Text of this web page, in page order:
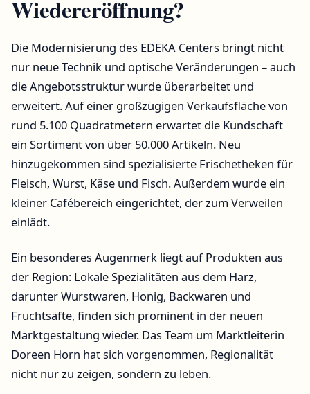
Wiedereröffnung?
Die Modernisierung des EDEKA Centers bringt nicht
nur neue Technik und optische Veränderungen – auch
die Angebotsstruktur wurde überarbeitet und
erweitert. Auf einer großzügigen Verkaufsfläche von
rund 5.100 Quadratmetern erwartet die Kundschaft
ein Sortiment von über 50.000 Artikeln. Neu
hinzugekommen sind spezialisierte Frischetheken für
Fleisch, Wurst, Käse und Fisch. Außerdem wurde ein
kleiner Cafébereich eingerichtet, der zum Verweilen
einlädt.
Ein besonderes Augenmerk liegt auf Produkten aus
der Region: Lokale Spezialitäten aus dem Harz,
darunter Wurstwaren, Honig, Backwaren und
Fruchtsäfte, finden sich prominent in der neuen
Marktgestaltung wieder. Das Team um Marktleiterin
Doreen Horn hat sich vorgenommen, Regionalität
nicht nur zu zeigen, sondern zu leben.